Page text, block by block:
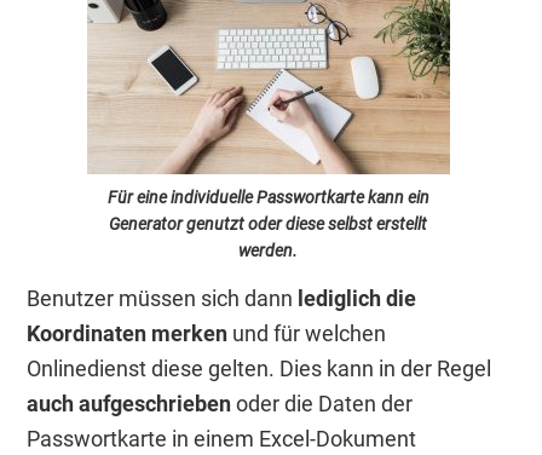
Für eine individuelle Passwortkarte kann ein
Generator genutzt oder diese selbst erstellt
werden.
Benutzer müssen sich dann lediglich die
Koordinaten merken und für welchen
Onlinedienst diese gelten. Dies kann in der Regel
auch aufgeschriebenoder die Daten der
Passwortkarte in einem Excel-Dokument